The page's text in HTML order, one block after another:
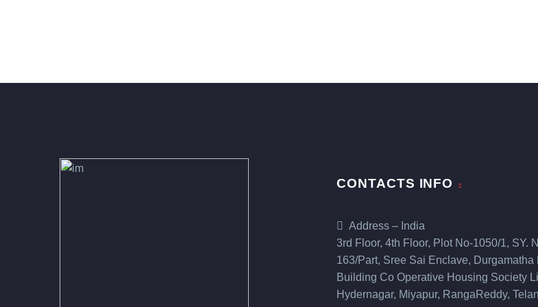
CONTACTS INFO
Address – India
3rd Floor, 4th Floor, Plot No-1050/1, SY.
163/Part, Sree Sai Enclave, Durgamatha
Building Co Operative Housing Society
Hydernagar, Miyapur, RangaReddy,